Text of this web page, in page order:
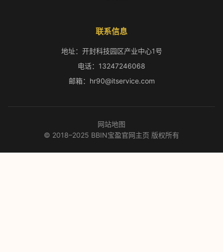
联系信息
地址：开封科技园区产业中心1号
电话：13247246068
邮箱：hr90@itservice.com
网站地图
© 2018–2025 BBIN宝盈官网主页 版权所有